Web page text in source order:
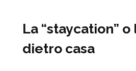
La “staycation” o
dietro casa